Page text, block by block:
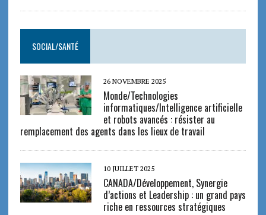
SOCIAL/SANTÉ
26 NOVEMBRE 2025
Monde/Technologies
informatiques/Intelligence artificielle
et robots avancés : résister au
remplacement des agents dans les lieux de travail
10 JUILLET 2025
CANADA/Développement, Synergie
d’actions et Leadership : un grand pays
riche en ressources stratégiques